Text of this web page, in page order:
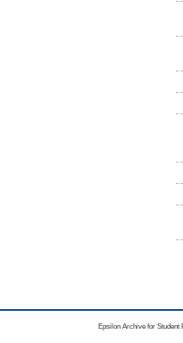
Epsilon Archive for Student